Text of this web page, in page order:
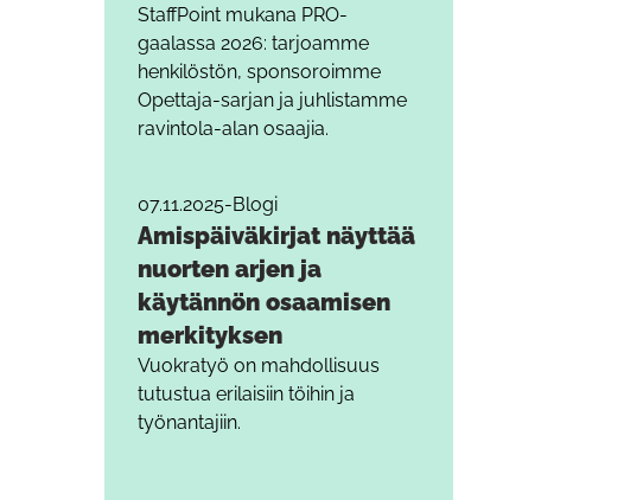
StaffPoint mukana PRO-
gaalassa 2026: tarjoamme
henkilöstön, sponsoroimme
Opettaja-sarjan ja juhlistamme
ravintola-alan osaajia.
07.11.2025-Blogi
Amispäiväkirjat näyttää
nuorten arjen ja
käytännön osaamisen
merkityksen
Vuokratyö on mahdollisuus
tutustua erilaisiin töihin ja
työnantajiin.